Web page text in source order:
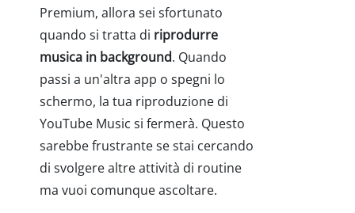
Premium, allora sei sfortunato
quando si tratta di riprodurre
musica in background. Quando
passi a un'altra app o spegni lo
schermo, la tua riproduzione di
YouTube Music si fermerà. Questo
sarebbe frustrante se stai cercando
di svolgere altre attività di routine
ma vuoi comunque ascoltare.